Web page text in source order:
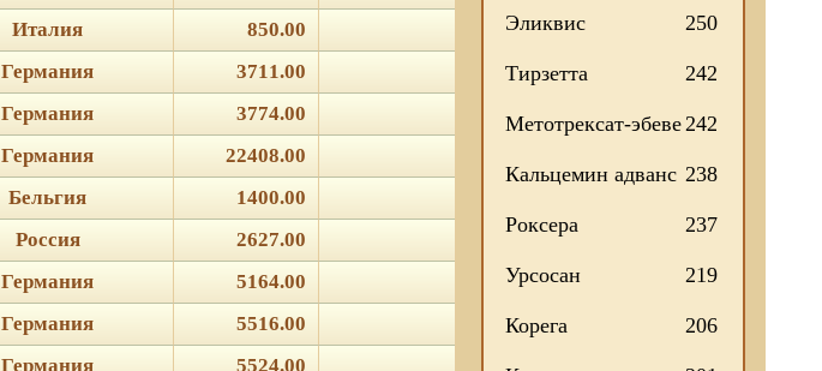
Италия
850.00
Германия
3711.00
Германия
3774.00
Германия
22408.00
Бельгия
1400.00
Россия
2627.00
Германия
5164.00
Германия
5516.00
Германия
5524.00
Эликвис 250
Тирзетта 242
Метотрексат-эбеве242
Кальцемин адванс 238
Роксера 237
Урсосан 219
Корега 206